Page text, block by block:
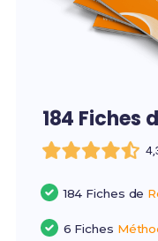
184 Fiches
184 Fiches de
6 Fiches